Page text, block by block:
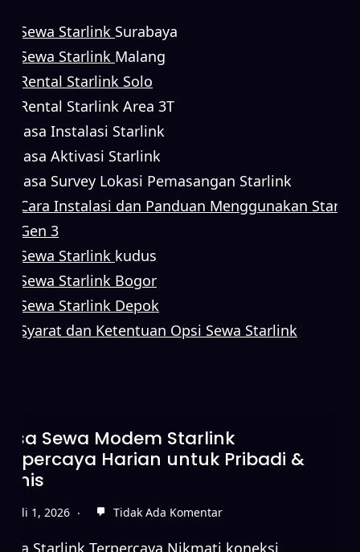
Sewa Starlink Surabaya
Sewa Starlink Malang
Rental Starlink Solo
Rental Starlink Area 3T
Jasa Instalasi Starlink
Jasa Aktivasi Starlink
Jasa Survey Lokasi Pemasangan Starlink
Cara Instalasi dan Panduan Menggunakan
Gen 3
Sewa Starlink kudus
Sewa Starlink Bogor
Sewa Starlink Depok
Syarat dan Ketentuan Opsi Sewa Starlink
Starlink Tanpa DP untuk
Internet Cepat
Juni 15, 2026